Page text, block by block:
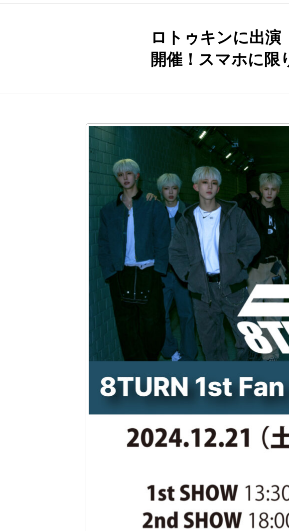
ロトゥキンに出演
開催！スマホに限